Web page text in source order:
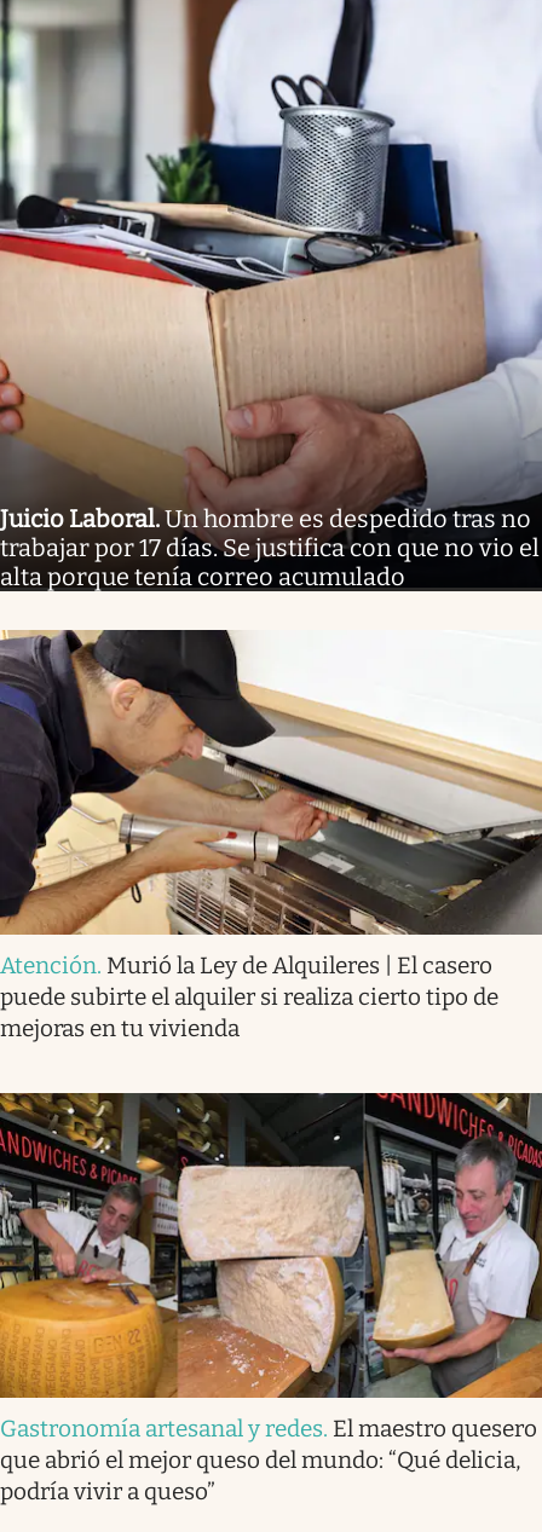
Juicio Laboral.Un hombre es despedido tras no
trabajar por 17 días. Se justifica con que no vio el
alta porque tenía correo acumulado
Atención. Murió la Ley de Alquileres | El casero
puede subirte el alquiler si realiza cierto tipo de
mejoras en tu vivienda
Gastronomía artesanal y redes. El maestro quesero
que abrió el mejor queso del mundo: “Qué delicia,
podría vivir a queso”